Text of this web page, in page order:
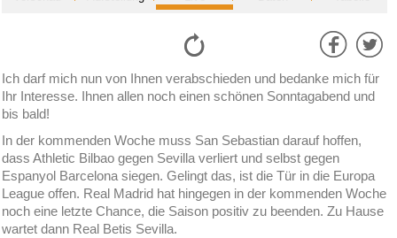
Ich darf mich nun von Ihnen verabschieden und bedanke mich für
Ihr Interesse. Ihnen allen noch einen schönen Sonntagabend und
bis bald!
In der kommenden Woche muss San Sebastian darauf hoffen,
dass Athletic Bilbao gegen Sevilla verliert und selbst gegen
Espanyol Barcelona siegen. Gelingt das, ist die Tür in die Europa
League offen. Real Madrid hat hingegen in der kommenden Woche
noch eine letzte Chance, die Saison positiv zu beenden. Zu Hause
wartet dann Real Betis Sevilla.